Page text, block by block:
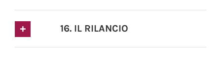
16. IL RILANCIO